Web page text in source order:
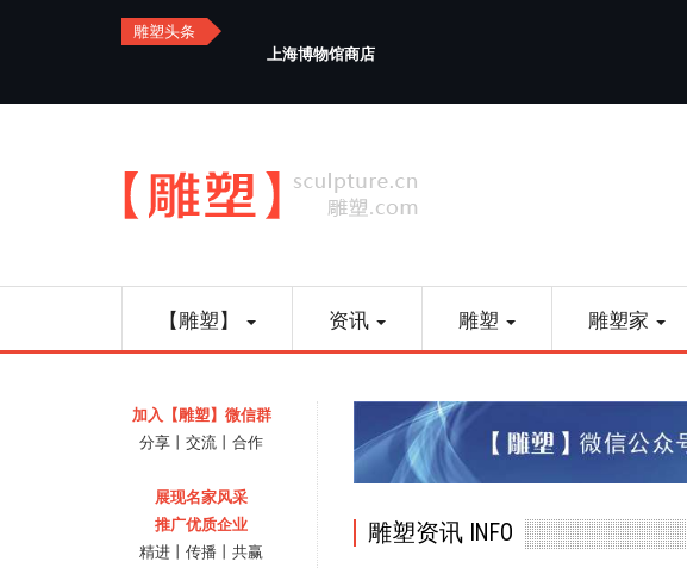
雕塑头条
上海博物馆商店
navigation
【雕塑】 资讯 雕塑 雕塑家
加入【雕塑】微信群
分享丨交流丨合作
展现名家风采
推广优质企业
精进丨传播丨共赢
雕塑资讯 INFO